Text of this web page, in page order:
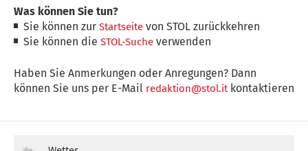
Was können Sie tun?
Sie können zurStartseite von STOL zurückkehren
Sie können dieSTOL-Suche verwenden
Haben Sie Anmerkungen oder Anregungen? Dann
können Sie uns per E-Mail redaktion@stol.itkontaktieren